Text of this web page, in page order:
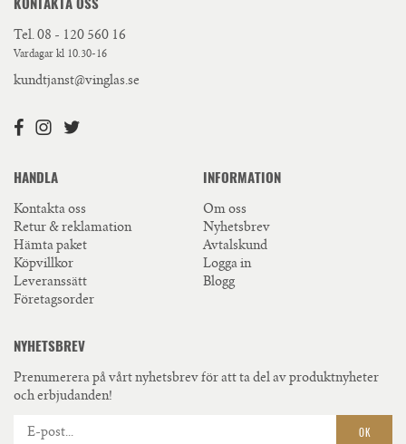
KONTAKTA OSS
Tel. 08 - 120 560 16
Vardagar kl 10.30-16
kundtjanst@vinglas.se
HANDLA
Kontakta oss
Retur & reklamation
Hämta paket
Köpvillkor
Leveranssätt
Företagsorder
INFORMATION
Om oss
Nyhetsbrev
Avtalskund
Logga in
Blogg
NYHETSBREV
Prenumerera på vårt nyhetsbrev för att ta del av produktnyheter
och erbjudanden!
OK